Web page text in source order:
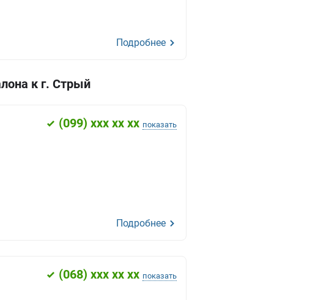
Подробнее
к г. Стрый
(099) xxx xx xx показать
Подробнее
(068) xxx xx xx показать